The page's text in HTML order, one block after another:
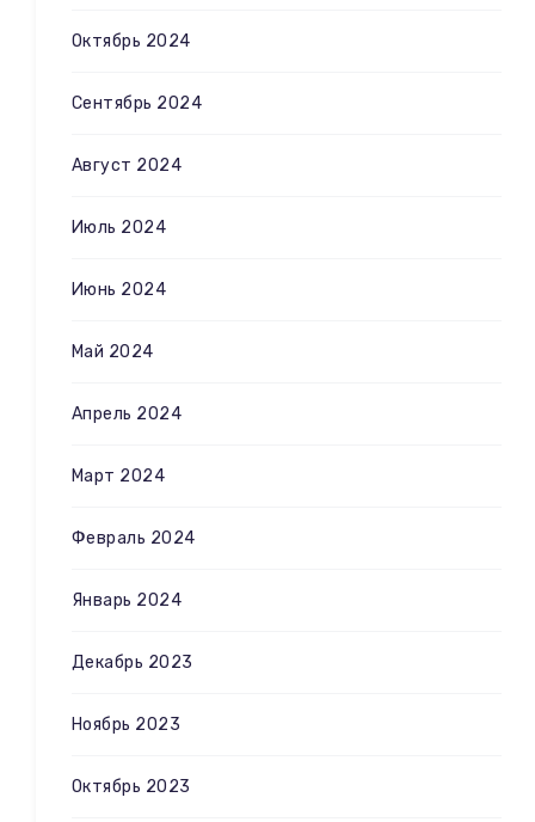
Октябрь 2024
Сентябрь 2024
Август 2024
Июль 2024
Июнь 2024
Май 2024
Апрель 2024
Март 2024
Февраль 2024
Январь 2024
Декабрь 2023
Ноябрь 2023
Октябрь 2023